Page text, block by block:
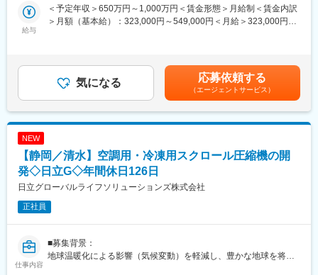
＼＼本求人の魅力・特徴／／
（1）安定性：
働きやすい環境が整っています。
・国内最大級の電波暗室をはじめ開発費に投資をされています。
技術者が一貫して開発をできる裁量のある環境から良いモノづく
りが生まれています。
変更の範囲：会社の定める業務
■業務概要：
ソニー製品（プロフェッショナル向け／業務用）やIT機器を組み
務をご担当いただきます。
■業務詳細：
■魅力：
◎自身が携わったシステムを通じて、ニュース、ドラマ、映画、
スポーツ中継などが放送されます。
■企業理念：
ソニーマーケティングは、「あなたとずっと、感動をともに。」
給与
＜予定年収＞650万円～1,000万円＜賃金形態＞月給制＜賃金内訳
＞月額（基本給）：323,000円～549,000円＜月給＞323,000円～
気になる 応募依頼する
（エージェントサービス）
NEW
【静岡／清水】空調用・冷凍用スクロール圧縮機の開
発◇日立G◇年間休日126日
日立グローバルライフソリューションズ株式会社
正社員
仕事内容
■募集背景：
地球温暖化による影響（気候変動）を軽減し、豊かな地球を将来